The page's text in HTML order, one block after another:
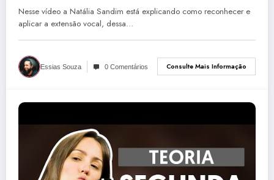
Nesse vídeo a Natália Sandim está explicando como reconhecer e
aplicar a extensão vocal, dessa…
Essias Souza 0 Comentários Consulte Mais Informação